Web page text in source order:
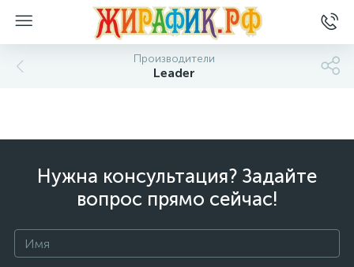
Производители
Leader
Нужна консультация? Задайте
вопрос прямо сейчас!